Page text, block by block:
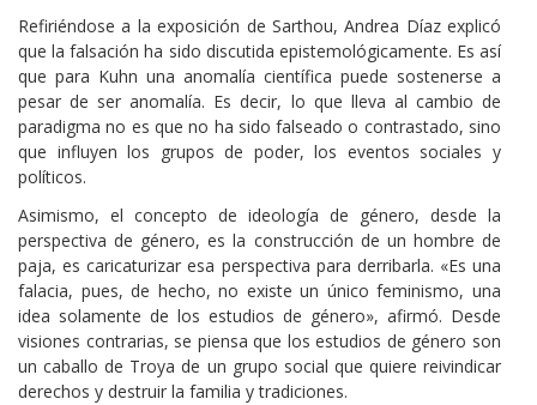
Refiriéndose a la exposición de Sarthou, Andrea Díaz explicó
que la falsación ha sido discutida epistemológicamente. Es así
que para Kuhn una anomalía científica puede sostenerse a
pesar de ser anomalía. Es decir, lo que lleva al cambio de
paradigma no es que no ha sido falseado o contrastado, sino
que influyen los grupos de poder, los eventos sociales y
políticos.
Asimismo, el concepto de ideología de género, desde la
perspectiva de género, es la construcción de un hombre de
paja, es caricaturizar esa perspectiva para derribarla. «Es una
falacia, pues, de hecho, no existe un único feminismo, una
idea solamente de los estudios de género», afirmó. Desde
visiones contrarias, se piensa que los estudios de género son
un caballo de Troya de un grupo social que quiere reivindicar
derechos y destruir la familia y tradiciones.